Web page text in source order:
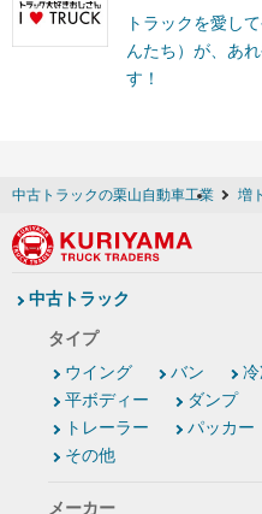
トラックを愛し
んたち）が、あ
す！
中古トラックの栗山自動車工業 増
中古トラック
タイプ
ウイング
バン
平ボディー
ダンプ
トレーラー
パッカー
その他
メーカー